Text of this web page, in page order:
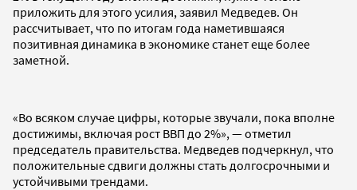
приложить для этого усилия, заявил Медведев. Он
рассчитывает, что по итогам года наметившаяся
позитивная динамика в экономике станет еще более
заметной.
«Во всяком случае цифры, которые звучали, пока вполне
достижимы, включая рост ВВП до 2%», — отметил
председатель правительства. Медведев подчеркнул, что
положительные сдвиги должны стать долгосрочными и
устойчивыми трендами.